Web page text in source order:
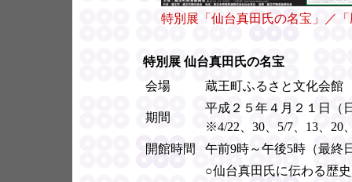
特別展「仙台真田氏の名宝」／
特別展 仙台真田氏の名宝
会場
蔵王町ふるさと文化会
期間
平成２５年４月２１日（
※4/22、30、5/7、13、20
開館時間
午前9時～午後5時（最終
○仙台真田氏に伝わる歴